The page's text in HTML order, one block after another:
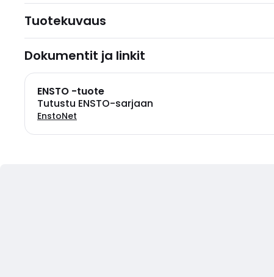
Tuotekuvaus
Dokumentit ja linkit
ENSTO -tuote
Tutustu ENSTO-sarjaan
EnstoNet